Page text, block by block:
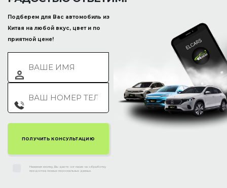
Подберем для Вас автомобиль из
Китая на любой вкус, цвет и по
приятной цене!
Нажимая кнопку, Вы даете согласие на обработку
предоставленных персональных данных.